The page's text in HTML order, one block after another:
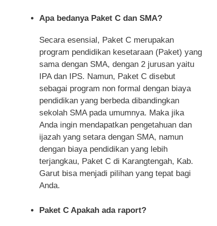
Apa bedanya Paket C dan SMA?
Secara esensial, Paket C merupakan
program pendidikan kesetaraan (Paket) yang
sama dengan SMA, dengan 2 jurusan yaitu
IPA dan IPS. Namun, Paket C disebut
sebagai program non formal dengan biaya
pendidikan yang berbeda dibandingkan
sekolah SMA pada umumnya. Maka jika
Anda ingin mendapatkan pengetahuan dan
ijazah yang setara dengan SMA, namun
dengan biaya pendidikan yang lebih
terjangkau, Paket C di Karangtengah, Kab.
Garut bisa menjadi pilihan yang tepat bagi
Anda.
Paket C Apakah ada raport?